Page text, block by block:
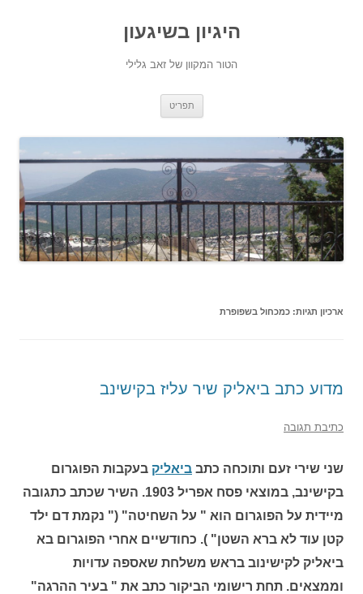
היגיון בשיגעון
הטור המקוון של זאב גלילי
תפריט
ארכיון תגיות: כמכחול בשפופרת
מדוע כתב ביאליק שיר עליז בקישינב
כתיבת תגובה
שני שירי זעם ותוכחה כתב ביאליק בעקבות הפוגרום
בקישינב, במוצאי פסח אפריל 1903. השיר שכתב כתגובה
מיידית על הפוגרום הוא " על השחיטה" (" נקמת דם ילד
קטן עוד לא ברא השטן" ). כחודשיים אחרי הפוגרום בא
ביאליק לקישינוב בראש משלחת שאספה עדויות
וממצאים. תחת רישומי הביקור כתב את " בעיר ההרגה"